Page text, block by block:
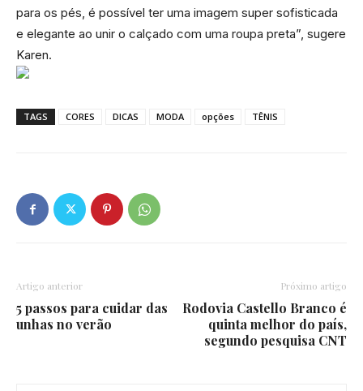
para os pés, é possível ter uma imagem super sofisticada
e elegante ao unir o calçado com uma roupa preta”, sugere
Karen.
TAGS CORES DICAS MODA opções TÊNIS
Artigo anterior
5 passos para cuidar das
unhas no verão
Próximo artigo
Rodovia Castello Branco é
quinta melhor do país,
segundo pesquisa CNT